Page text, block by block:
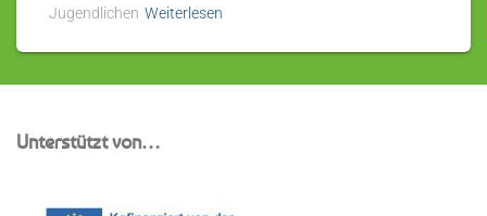
Jugendlichen Weiterlesen
Unterstützt von…